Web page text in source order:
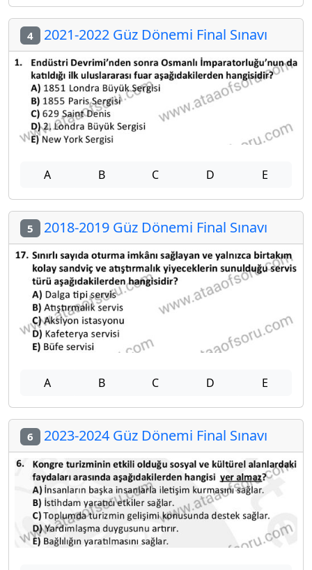
4 2021-2022 Güz Dönemi Final Sınavı
A B C D E
5 2018-2019 Güz Dönemi Final Sınavı
A B C D E
6 2023-2024 Güz Dönemi Final Sınavı